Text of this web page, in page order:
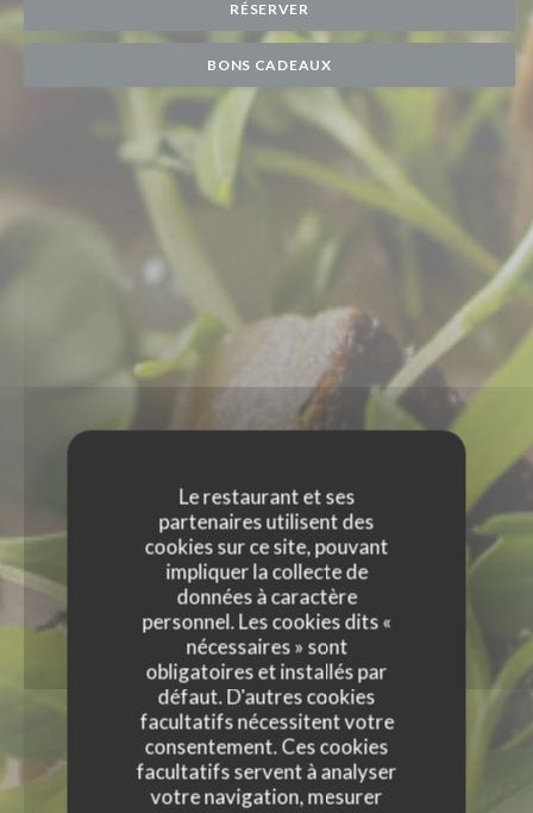
Le restaurant et ses
partenaires utilisent des
cookies sur ce site, pouvant
impliquer la collecte de
données à caractère
personnel. Les cookies dits «
nécessaires » sont
obligatoires et installés par
défaut. D'autres cookies
facultatifs nécessitent votre
consentement. Ces cookies
facultatifs servent à analyser
votre navigation, mesurer
RÉSERVER
BONS CADEAUX